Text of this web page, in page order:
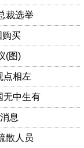
裁选举
购买
(图)
点相左
无中生有
息
散人员